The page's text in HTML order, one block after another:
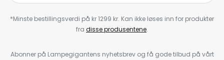
*Minste bestillingsverdi på kr 1299 kr. Kan ikke løses inn for produkter
fra disse produsentene.
Abonner på Lampegigantens nyhetsbrev og få gode tilbud på vårt